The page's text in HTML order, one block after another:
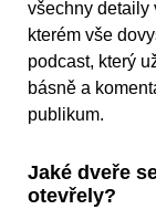
všechny detaily
kterém vše
podcast, který
básně a
publikum.
Jaké dveře
otevřely?